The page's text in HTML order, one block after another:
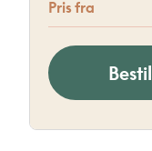
Pris fra
Bestil